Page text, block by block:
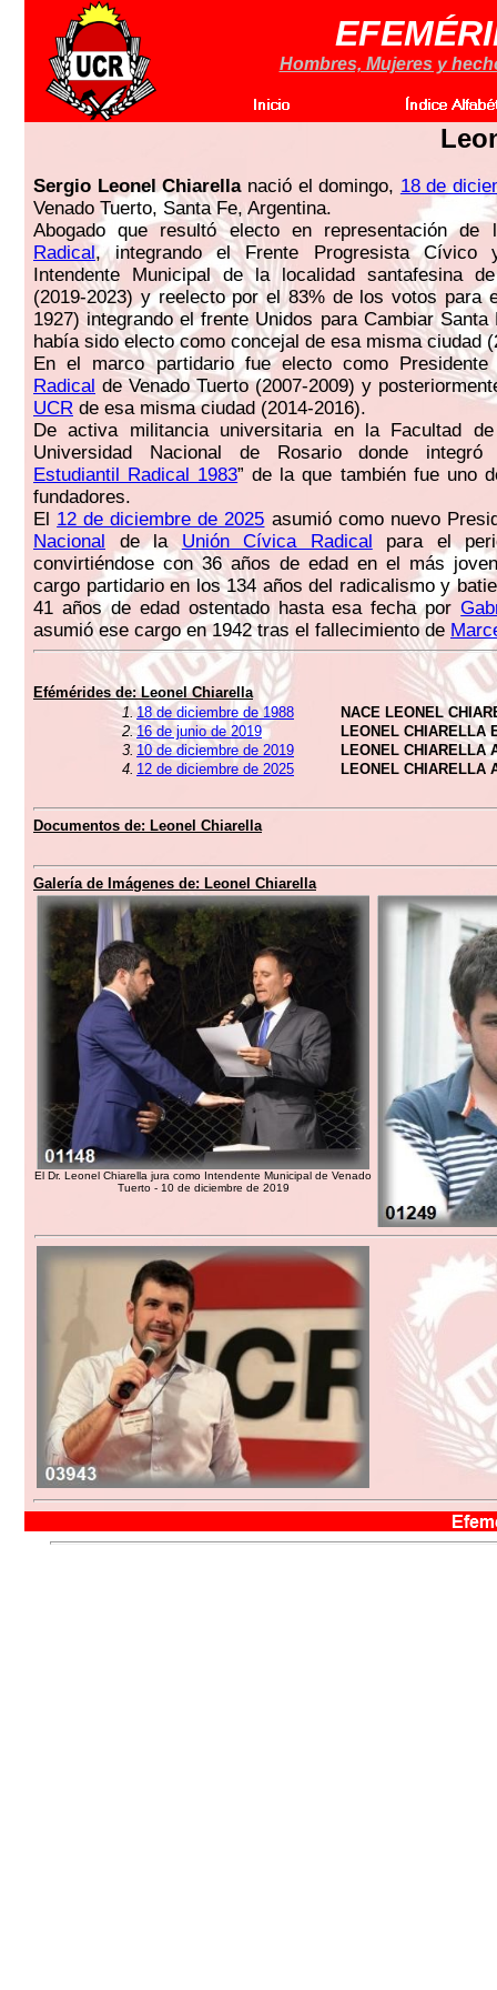
Hombres, Mujeres y
Sergio Leonel Chiarellanació el domingo, 18 de
Venado Tuerto, Santa Fe, Argentina.
Abogado que resultó electo en representación
Radical, integrando el Frente Progresista Cívico
Intendente Municipal de la localidad santafesina
(2019-2023) y reelecto por el 83% de los votos para
1927) integrando el frente Unidos para Cambiar Santa
había sido electo como concejal de esa misma ciudad
En el marco partidario fue electo como
Radical de Venado Tuerto (2007-2009) y
UCR de esa misma ciudad (2014-2016).
De activa militancia universitaria en la Facultad
Universidad Nacional de Rosario donde
Estudiantil Radical 1983” de la que también fue uno
fundadores.
El 12 de diciembre de 2025 asumió como nuevo
Nacional de laUnión Cívica Radical para el
convirtiéndose con 36 años de edad en el más
cargo partidario en los 134 años del radicalismo y
41 años de edad ostentado hasta esa fecha por
asumió ese cargo en 1942 tras el fallecimiento de
Efémérides de:Leonel Chiarella
1.18 de diciembre de 1988
NACE LEONEL
2.16 de junio de 2019
LEONEL CHIARELLA
3. 10 de diciembre de 2019
LEONEL CHIARELLA
4. 12 de diciembre de 2025 LEONEL CHIARELLA
Documentos de: Leonel Chiarella
Galería de Imágenes de: Leonel Chiarella
El Dr. Leonel Chiarella jura como Intendente Municipal de Venado
Tuerto - 10 de diciembre de 2019